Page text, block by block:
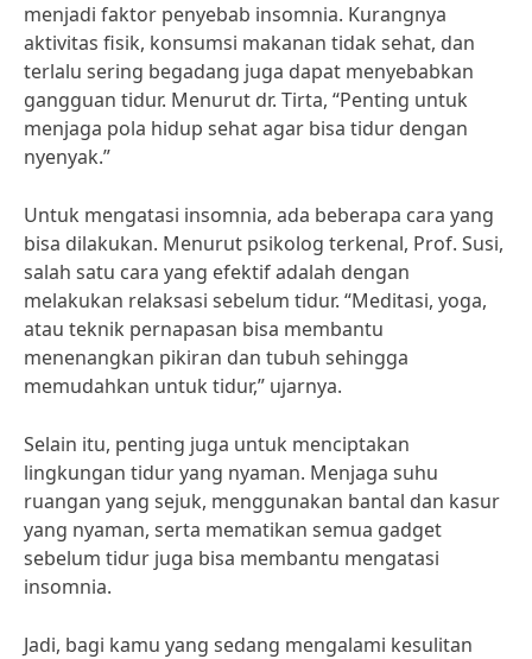
menjadi faktor penyebab insomnia. Kurangnya
aktivitas fisik, konsumsi makanan tidak sehat, dan
terlalu sering begadang juga dapat menyebabkan
gangguan tidur. Menurut dr. Tirta, “Penting untuk
menjaga pola hidup sehat agar bisa tidur dengan
nyenyak.”
Untuk mengatasi insomnia, ada beberapa cara yang
bisa dilakukan. Menurut psikolog terkenal, Prof. Susi,
salah satu cara yang efektif adalah dengan
melakukan relaksasi sebelum tidur. “Meditasi, yoga,
atau teknik pernapasan bisa membantu
menenangkan pikiran dan tubuh sehingga
memudahkan untuk tidur,” ujarnya.
Selain itu, penting juga untuk menciptakan
lingkungan tidur yang nyaman. Menjaga suhu
ruangan yang sejuk, menggunakan bantal dan kasur
yang nyaman, serta mematikan semua gadget
sebelum tidur juga bisa membantu mengatasi
insomnia.
Jadi, bagi kamu yang sedang mengalami kesulitan